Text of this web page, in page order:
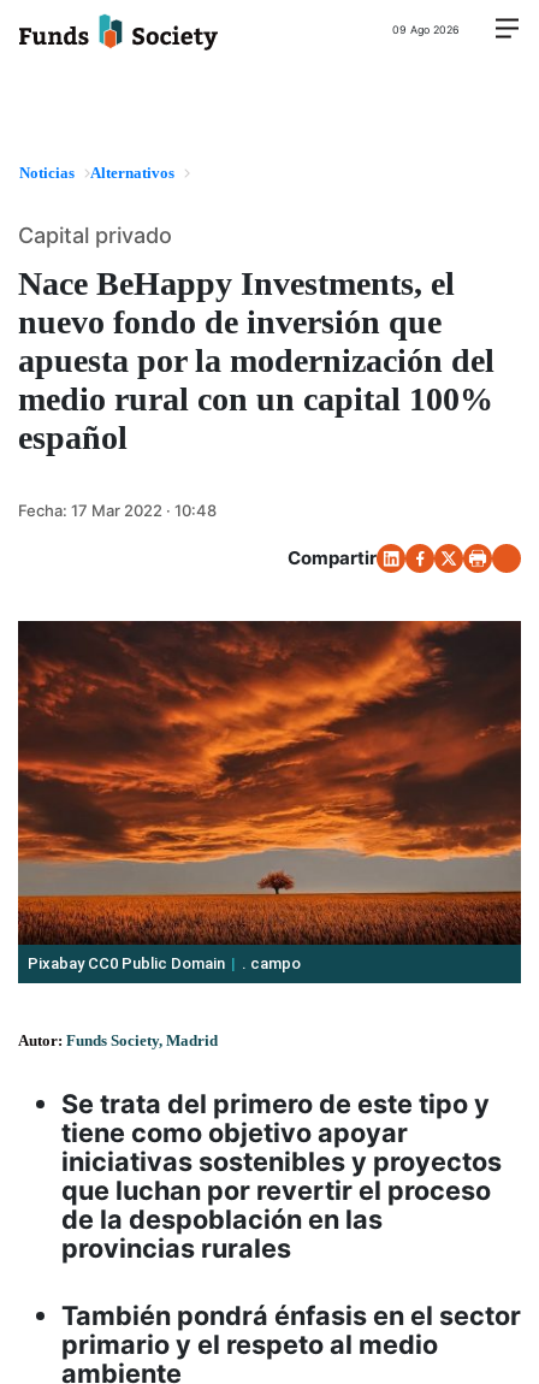
09 Ago 2026
Noticias Alternativos
Nace BeHappy Investments, el
nuevo fondo de inversión que
apuesta por la modernización del
medio rural con un capital 100%
español
Capital privado
Fecha: 17 Mar 2022 · 10:48
Compartir
Pixabay CC0 Public Domain . campo
Autor: Funds Society, Madrid
Se trata del primero de este tipo y
tiene como objetivo apoyar
iniciativas sostenibles y proyectos
que luchan por revertir el proceso
de la despoblación en las
provincias rurales
También pondrá énfasis en el sector
primario y el respeto al medio
ambiente